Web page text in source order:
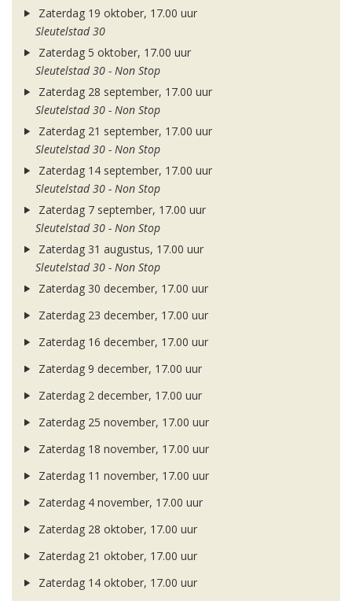
Zaterdag 19 oktober, 17.00 uur
Sleutelstad 30
Zaterdag 5 oktober, 17.00 uur
Sleutelstad 30 - Non Stop
Zaterdag 28 september, 17.00 uur
Sleutelstad 30 - Non Stop
Zaterdag 21 september, 17.00 uur
Sleutelstad 30 - Non Stop
Zaterdag 14 september, 17.00 uur
Sleutelstad 30 - Non Stop
Zaterdag 7 september, 17.00 uur
Sleutelstad 30 - Non Stop
Zaterdag 31 augustus, 17.00 uur
Sleutelstad 30 - Non Stop
Zaterdag 30 december, 17.00 uur
Zaterdag 23 december, 17.00 uur
Zaterdag 16 december, 17.00 uur
Zaterdag 9 december, 17.00 uur
Zaterdag 2 december, 17.00 uur
Zaterdag 25 november, 17.00 uur
Zaterdag 18 november, 17.00 uur
Zaterdag 11 november, 17.00 uur
Zaterdag 4 november, 17.00 uur
Zaterdag 28 oktober, 17.00 uur
Zaterdag 21 oktober, 17.00 uur
Zaterdag 14 oktober, 17.00 uur